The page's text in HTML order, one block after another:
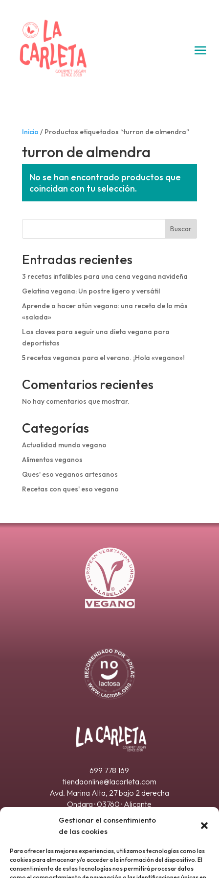
Gestionar el consentimiento
de las cookies
Para ofrecer las mejores experiencias, utilizamos tecnologías como las
cookies para almacenar y/o acceder a la información del dispositivo. El
consentimiento de estas tecnologías nos permitirá procesar datos
Inicio / Productos etiquetados “turron de almendra”
turron de almendra
No se han encontrado productos que
coincidan con tu selección.
Buscar
Entradas recientes
3 recetas infalibles para una cena vegana navideña
Gelatina vegana: Un postre ligero y versátil
Aprende a hacer atún vegano: una receta de lo más
«salada»
Las claves para seguir una dieta vegana para
deportistas
5 recetas veganas para el verano. ¡Hola «vegano»!
Comentarios recientes
No hay comentarios que mostrar.
Categorías
Actualidad mundo vegano
Alimentos veganos
Ques' eso veganos artesanos
Recetas con ques' eso vegano
699 778 169
tiendaonline@lacarleta.com
Avd. Marina Alta, 27 bajo 2 derecha
Ondara · 03760 · Alicante